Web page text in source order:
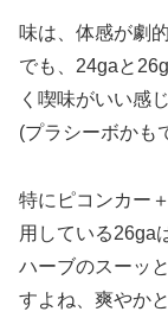
味は、体感が劇
でも、24gaと
く喫味がいい感
(プラシーボかも
特にピコンカー
用している26ga
ハーブのスーッ
すよね、爽やか